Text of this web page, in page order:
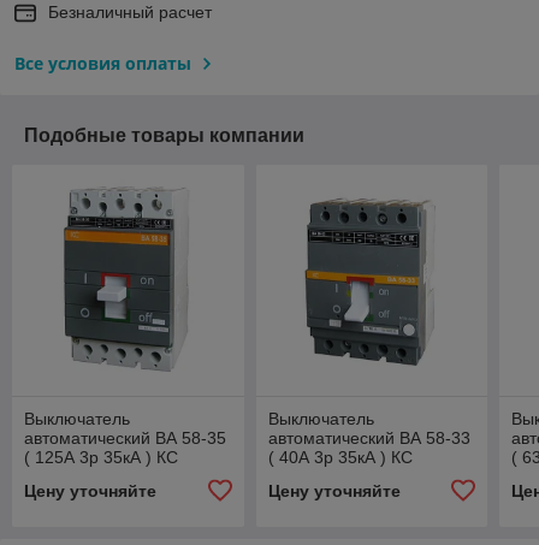
Безналичный расчет
Все условия оплаты
Подобные товары компании
Выключатель
автоматический ВА 58-35
( 125А 3р 35кА ) КС
Цену уточняйте
Выключатель
автоматический ВА 58-33
( 40А 3р 35кА ) КС
Цену уточняйте
(